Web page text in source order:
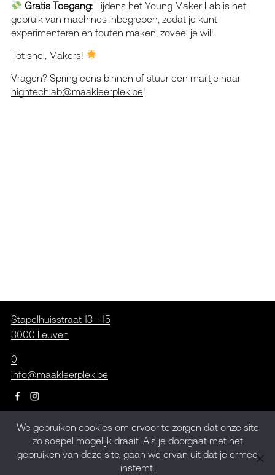
Gratis Toegang: Tijdens het Young Maker Lab is het
gebruik van machines inbegrepen, zodat je kunt
experimenteren en fouten maken, zoveel je wil!
Tot snel, Makers!
Vragen? Spring eens binnen of stuur een mailtje naar
hightechlab@maakleerplek.be!
Stapelhuisstraat 13 - 15
3000 Leuven
0
info@maakleerplek.be
Inschrijven op de
nieuwsbrief
We gebruiken cookies om ervoor te zorgen dat onze site
zo soepel mogelijk draait. Als je doorgaat met het
gebruiken van deze site, gaan we ervan uit dat je ermee
instemt.